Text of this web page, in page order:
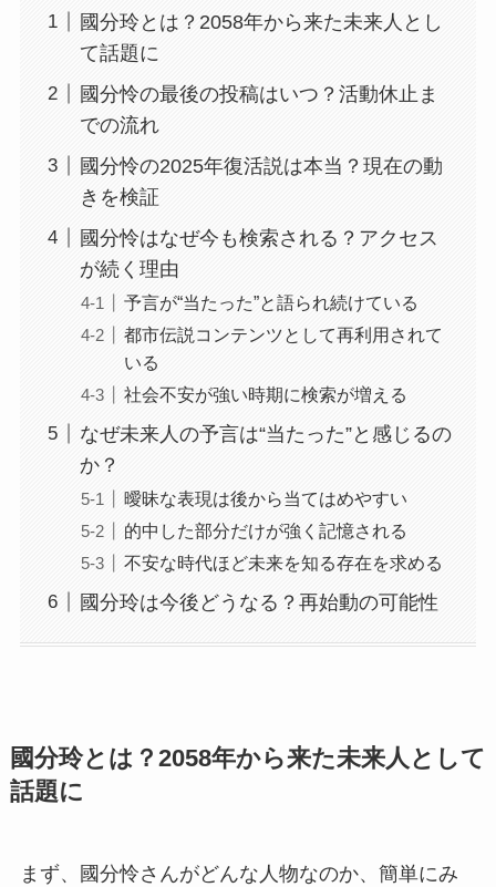
國分玲とは？2058年から来た未来人とし
て話題に
國分怜の最後の投稿はいつ？活動休止ま
での流れ
國分怜の2025年復活説は本当？現在の動
きを検証
國分怜はなぜ今も検索される？アクセス
が続く理由
予言が“当たった”と語られ続けている
都市伝説コンテンツとして再利用されて
いる
社会不安が強い時期に検索が増える
なぜ未来人の予言は“当たった”と感じるの
か？
曖昧な表現は後から当てはめやすい
的中した部分だけが強く記憶される
不安な時代ほど未来を知る存在を求める
國分玲は今後どうなる？再始動の可能性
國分玲とは？2058年から来た未来人として
話題に
まず、國分怜さんがどんな人物なのか、簡単にみ